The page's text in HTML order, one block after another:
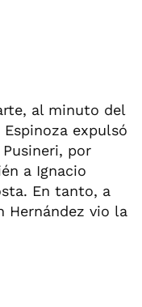
al minuto del
expulsó
por
a Ignacio
En tanto, a
Hernández vio la